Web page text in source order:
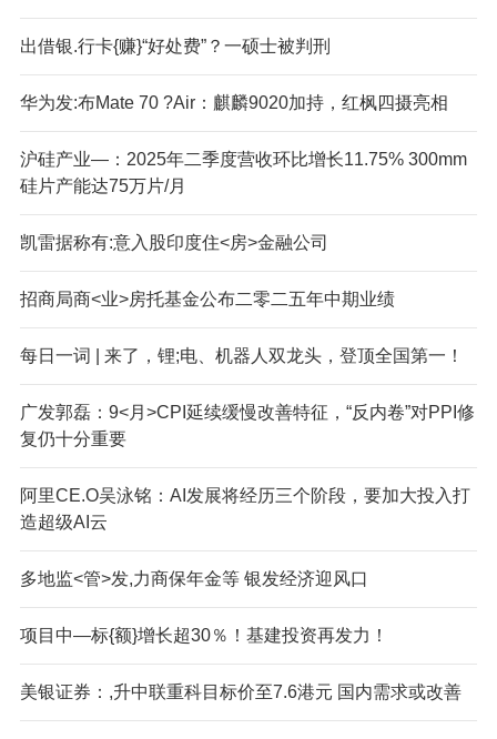
出借银.行卡{赚}“好处费”？一硕士被判刑
华为发:布Mate 70 ?Air：麒麟9020加持，红枫四摄亮相
沪硅产业—：2025年二季度营收环比增长11.75% 300mm
硅片产能达75万片/月
凯雷据称有:意入股印度住<房>金融公司
招商局商<业>房托基金公布二零二五年中期业绩
每日一词 | 来了，锂;电、机器人双龙头，登顶全国第一！
广发郭磊：9<月>CPI延续缓慢改善特征，“反内卷”对PPI修
复仍十分重要
阿里CE.O吴泳铭：AI发展将经历三个阶段，要加大投入打
造超级AI云
多地监<管>发,力商保年金等 银发经济迎风口
项目中—标{额}增长超30％！基建投资再发力！
美银证券：,升中联重科目标价至7.6港元 国内需求或改善